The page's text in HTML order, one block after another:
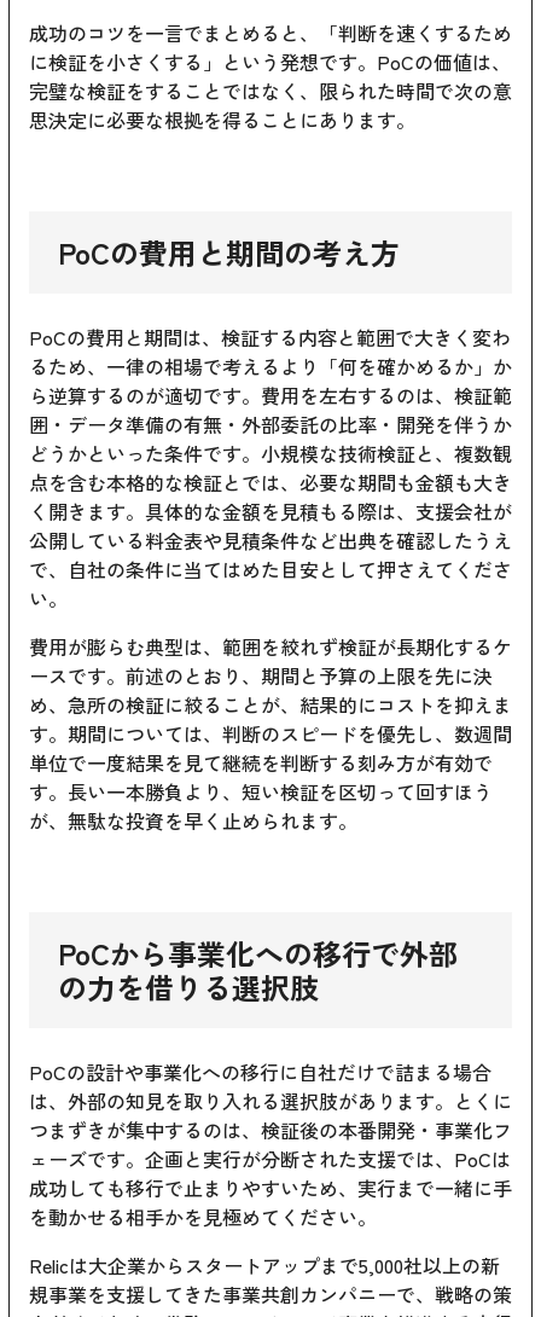
成功のコツを一言でまとめると、「判断を速くするため
に検証を小さくする」という発想です。PoCの価値は、
完璧な検証をすることではなく、限られた時間で次の意
思決定に必要な根拠を得ることにあります。
PoCの費用と期間の考え方
PoCの費用と期間は、検証する内容と範囲で大きく変わ
るため、一律の相場で考えるより「何を確かめるか」か
ら逆算するのが適切です。費用を左右するのは、検証範
囲・データ準備の有無・外部委託の比率・開発を伴うか
どうかといった条件です。小規模な技術検証と、複数観
点を含む本格的な検証とでは、必要な期間も金額も大き
く開きます。具体的な金額を見積もる際は、支援会社が
公開している料金表や見積条件など出典を確認したうえ
で、自社の条件に当てはめた目安として押さえてくださ
い。
費用が膨らむ典型は、範囲を絞れず検証が長期化するケ
ースです。前述のとおり、期間と予算の上限を先に決
め、急所の検証に絞ることが、結果的にコストを抑えま
す。期間については、判断のスピードを優先し、数週間
単位で一度結果を見て継続を判断する刻み方が有効で
す。長い一本勝負より、短い検証を区切って回すほう
が、無駄な投資を早く止められます。
PoCから事業化への移行で外部
の力を借りる選択肢
PoCの設計や事業化への移行に自社だけで詰まる場合
は、外部の知見を取り入れる選択肢があります。とくに
つまずきが集中するのは、検証後の本番開発・事業化フ
ェーズです。企画と実行が分断された支援では、PoCは
成功しても移行で止まりやすいため、実行まで一緒に手
を動かせる相手かを見極めてください。
Relicは大企業からスタートアップまで5,000社以上の新
規事業を支援してきた事業共創カンパニーで、戦略の策